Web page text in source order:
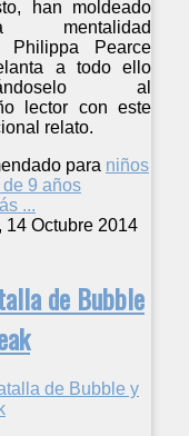
han moldeado
mentalidad
Philippa Pearce
a todo ello
al
lector con este
relato.
para niños
9 años
...
14 Octubre 2014
de Bubble